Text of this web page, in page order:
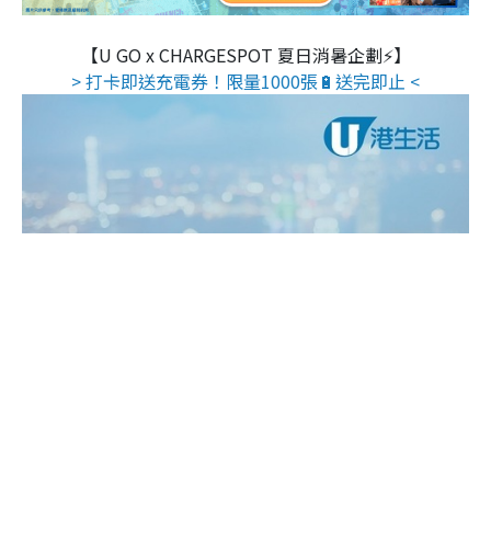
【U GO x CHARGESPOT 夏日消暑企劃⚡】
> 打卡即送充電券！限量1000張🔋送完即止 <